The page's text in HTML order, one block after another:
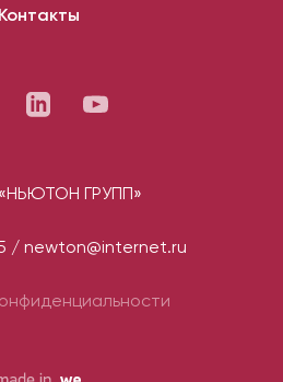
Контакты
ГРУПП»
/ newton@internet.ru